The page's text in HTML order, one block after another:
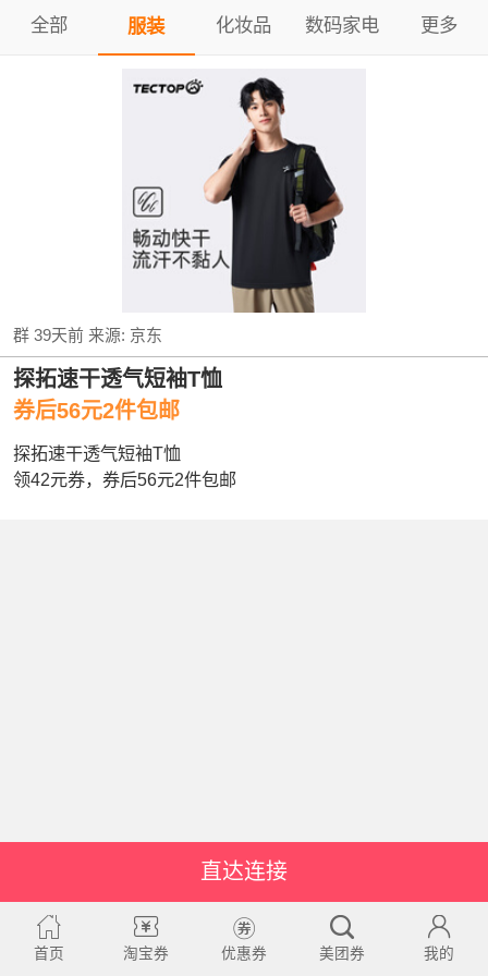
全部 服装 化妆品 数码家电 更多
群 39天前来源: 京东
探拓速干透气短袖T恤
券后56元2件包邮
探拓速干透气短袖T恤
领42元券，券后56元2件包邮
直达连接
首页 淘宝券 优惠券 美团券 我的